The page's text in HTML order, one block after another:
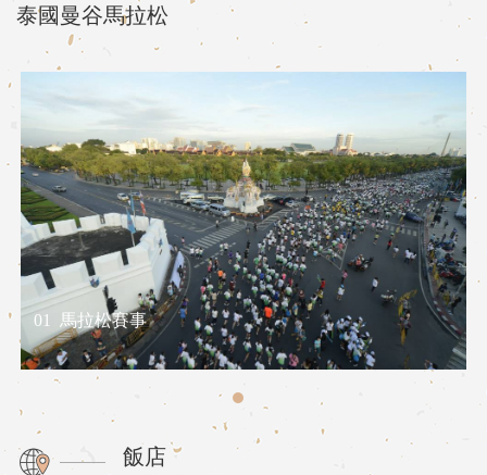
泰國曼谷馬拉松
01 馬拉松賽事
飯店